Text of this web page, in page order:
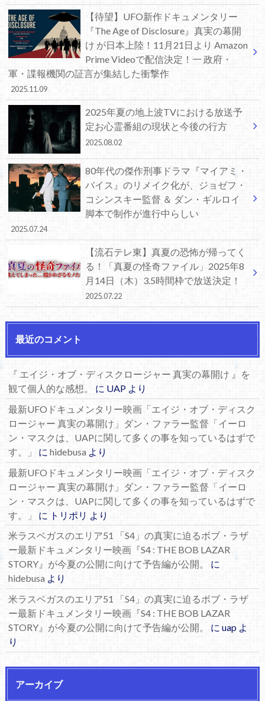
【待望】UFO新作ドキュメンタリー
『The Age of Disclosure』真実の幕開
け が日本上陸！11月21日より Amazon
Prime Videoで配信決定！一 政府・
軍・諜報機関の証言が集結した衝撃作
2025.11.09
2025年夏の地上波TVにおける放送予
定お心霊番組の現状と今後の行方
2025.08.02
80年代の傑作刑事ドラマ『マイアミ・
バイス』のリメイク化が、ジョゼフ・
コシンスキー監督 ＆ ダン・ギルロイ
脚本で制作が進行中らしい
2025.07.24
【流石テレ東】真夏の恐怖が帰ってく
る！「真夏の怪奇ファイル」2025年8
月14日（木）3.5時間枠で放送決定！
2025.07.22
最近のコメント
『 エイジ・オブ・ディスクロージャー 真実の幕開け 』を
観て個人的な感想。
に UAPより
最新UFOドキュメンタリー映画「エイジ・オブ・ディスク
ロージャー 真実の幕開け」ダン・ファラー監督「イーロ
ン・マスクは、UAPに関して多くの事を知っているはずで
す。」
に hidebusaより
最新UFOドキュメンタリー映画「エイジ・オブ・ディスク
ロージャー 真実の幕開け」ダン・ファラー監督「イーロ
ン・マスクは、UAPに関して多くの事を知っているはずで
す。」
に トリポリ より
米ラスベガスのエリア51 「S4」の真実に迫るボブ・ラザ
ー最新ドキュメンタリー映画『S4 : THE BOB LAZAR
STORY』が今夏の公開に向けて予告編が公開。
に
hidebusaより
米ラスベガスのエリア51 「S4」の真実に迫るボブ・ラザ
ー最新ドキュメンタリー映画『S4 : THE BOB LAZAR
STORY』が今夏の公開に向けて予告編が公開。
に uapよ
り
アーカイブ